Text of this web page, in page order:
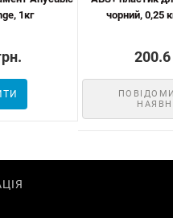
1кг
чорний, 0,25
200.6